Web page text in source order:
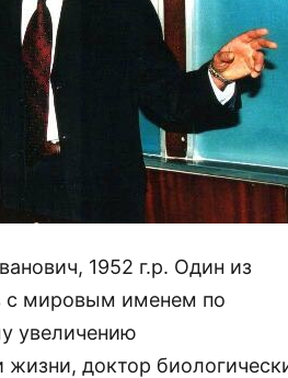
1952 г.р. Один из
с мировым именем по
увеличению
доктор